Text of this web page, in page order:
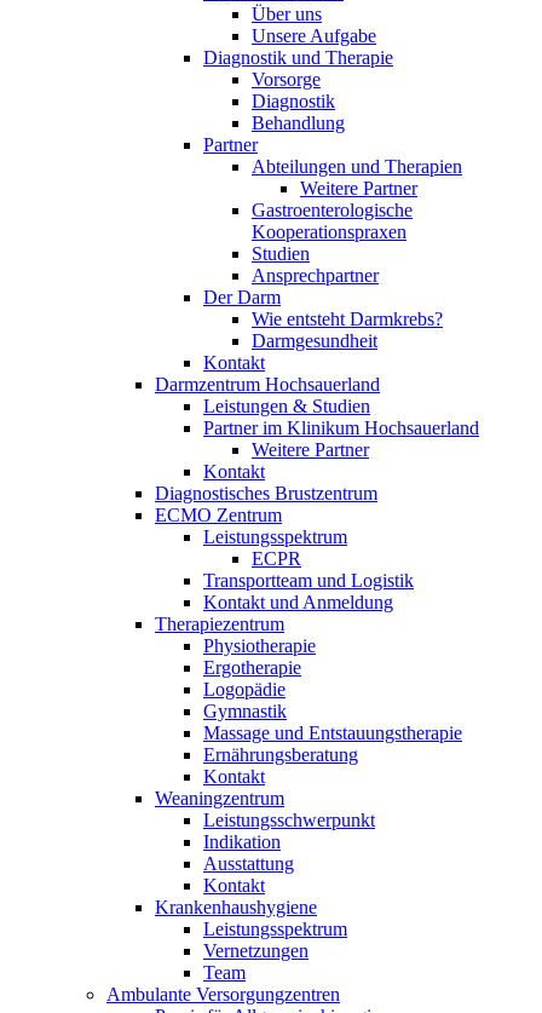
Über uns
Unsere Aufgabe
Diagnostik und Therapie
Vorsorge
Diagnostik
Behandlung
Partner
Abteilungen und Therapien
Weitere Partner
Gastroenterologische
Kooperationspraxen
Studien
Ansprechpartner
Der Darm
Wie entsteht Darmkrebs?
Darmgesundheit
Kontakt
Darmzentrum Hochsauerland
Leistungen & Studien
Partner im Klinikum Hochsauerland
Weitere Partner
Kontakt
Diagnostisches Brustzentrum
ECMO Zentrum
Leistungsspektrum
ECPR
Transportteam und Logistik
Kontakt und Anmeldung
Therapiezentrum
Physiotherapie
Ergotherapie
Logopädie
Gymnastik
Massage und Entstauungstherapie
Ernährungsberatung
Kontakt
Weaningzentrum
Leistungsschwerpunkt
Indikation
Ausstattung
Kontakt
Krankenhaushygiene
Leistungsspektrum
Vernetzungen
Team
Ambulante Versorgungzentren